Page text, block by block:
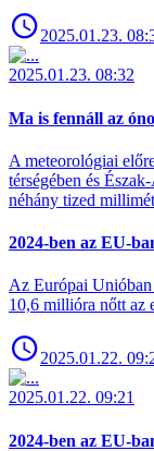
2025.01.23.
2025.01.23. 08:32
Ma is fennáll az
A meteorológiai
térségében és
néhány tized
2024-ben az EU-
Az Európai Unióban
10,6 millióra nőtt az
2025.01.22.
2025.01.22. 09:21
2024-ben az EU-